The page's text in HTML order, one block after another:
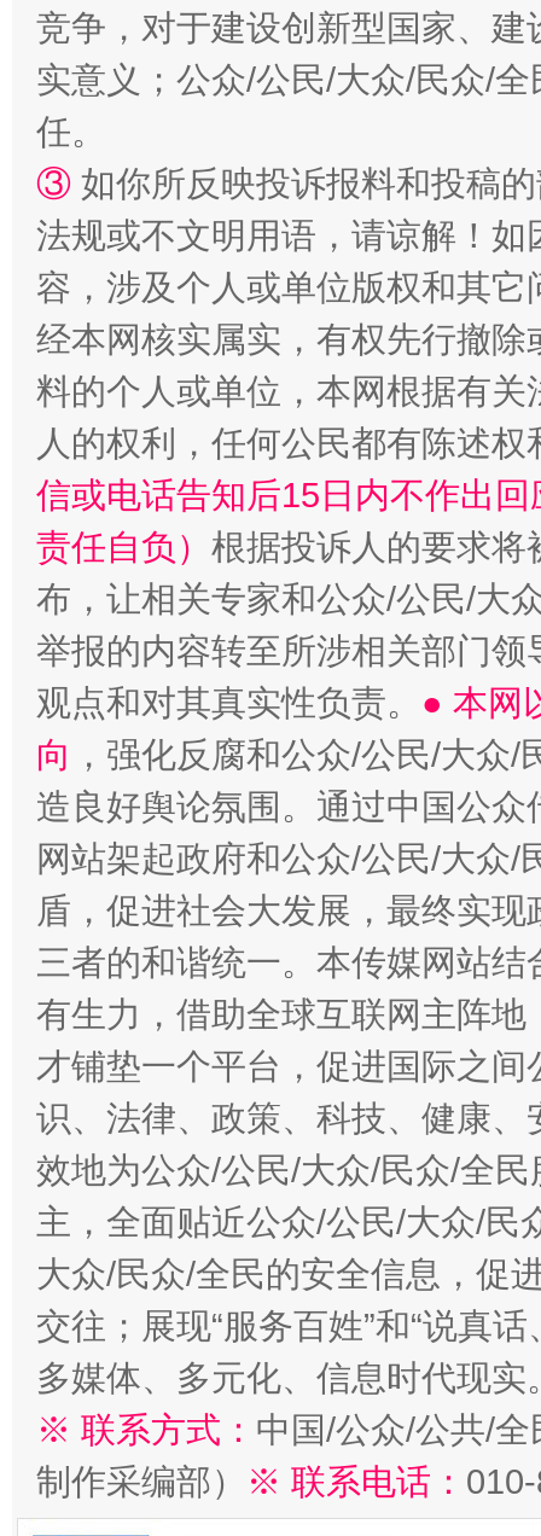
竞争，对于建设创新型国家、
实意义；公众/公民/大众/民众/
任。
③ 如你所反映投诉报料和投稿
法规或不文明用语，请谅解！
容，涉及个人或单位版权和其它
经本网核实属实，有权先行撤
料的个人或单位，本网根据有
人的权利，任何公民都有陈述
信或电话告知后15日内不作出
责任自负） 根据投诉人的要求将
布，让相关专家和公众/公民/大
举报的内容转至所涉相关部门
观点和对其真实性负责。 ● 本网
向 ，强化反腐和公众/公民/大众
造良好舆论氛围。通过中国公
网站架起政府和公众/公民/大众
盾，促进社会大发展，最终实
三者的和谐统一。本传媒网站
有生力，借助全球互联网主阵
才铺垫一个平台，促进国际之
识、法律、政策、科技、健康
效地为公众/公民/大众/民众/全
主，全面贴近公众/公民/大众/民
大众/民众/全民的安全信息，促
交往；展现“服务百姓”和“说真
多媒体、多元化、信息时代现实
※ 联系方式： 中国/公众/公共/
制作采编部）
※ 联系电话：